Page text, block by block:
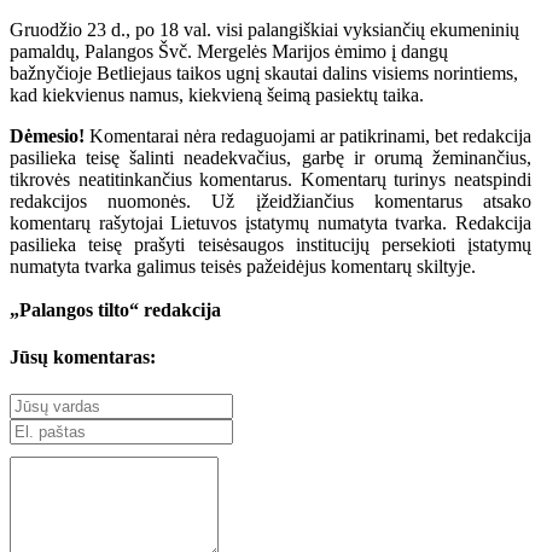
Gruodžio 23 d., po 18 val. visi palangiškiai vyksiančių ekumeninių
pamaldų, Palangos Švč. Mergelės Marijos ėmimo į dangų
bažnyčioje Betliejaus taikos ugnį skautai dalins visiems norintiems,
kad kiekvienus namus, kiekvieną šeimą pasiektų taika.
Dėmesio! Komentarai nėra redaguojami ar patikrinami, bet redakcija
pasilieka teisę šalinti neadekvačius, garbę ir orumą žeminančius,
tikrovės neatitinkančius komentarus. Komentarų turinys neatspindi
redakcijos nuomonės. Už įžeidžiančius komentarus atsako
komentarų rašytojai Lietuvos įstatymų numatyta tvarka. Redakcija
pasilieka teisę prašyti teisėsaugos institucijų persekioti įstatymų
numatyta tvarka galimus teisės pažeidėjus komentarų skiltyje.
„Palangos tilto“ redakcija
Jūsų komentaras: